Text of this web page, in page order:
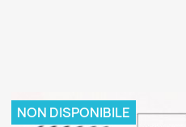
NON DISPONIBILE